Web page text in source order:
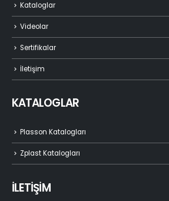
Kataloglar
Videolar
Sertifikalar
İletişim
KATALOGLAR
Plasson Katalogları
Zplast Katalogları
İLETİŞİM